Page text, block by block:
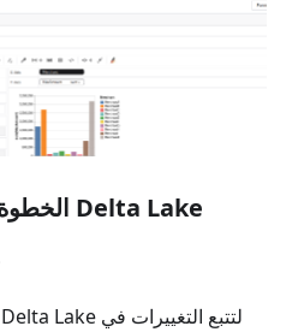
الخطوة 8: الاستفادة من ميزات Delta Lake
تمكين موجز بيانات التغيير في Delta Lake لتتبع التغييرات في